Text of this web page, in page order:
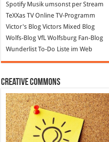
SpotifyMusik umsonst per Stream
TeXXas TVOnline TV-Programm
Victor's Blog Victors Mixed Blog
Wolfs-Blog VfL Wolfsburg Fan-Blog
WunderlistTo-Do Liste im Web
Creative Commons